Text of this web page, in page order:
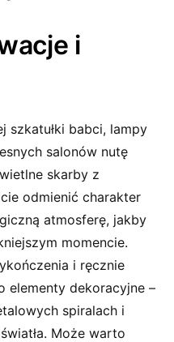
i
szkatułki babci, lampy
salonów nutę
skarby z
odmienić charakter
atmosferę, jakby
momencie.
i ręcznie
elementy​ dekoracyjne –
spiralach i
Może warto